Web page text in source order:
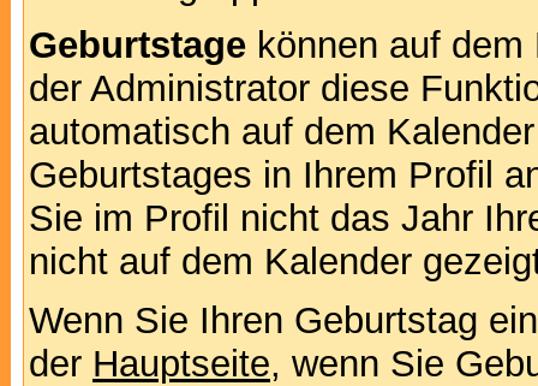
Geburtstage können auf
der Administrator diese
automatisch auf dem
Geburtstages in Ihrem Profil
Sie im Profil nicht das Jahr
nicht auf dem Kalender
Wenn Sie Ihren Geburtstag
der Hauptseite, wenn Sie